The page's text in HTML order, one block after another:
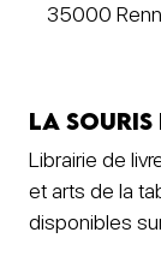
35000
La Souris
Librairie de
et arts de la
disponibles